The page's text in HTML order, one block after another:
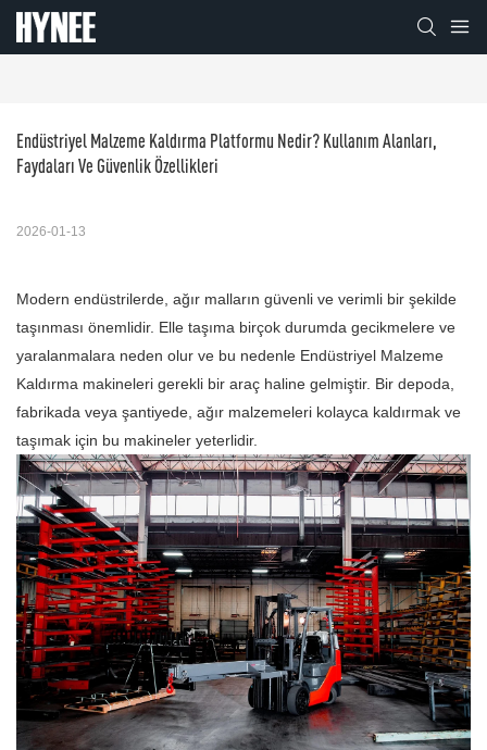
Endüstriyel Malzeme Kaldırma Platformu Nedir? Kullanım Alanları,
Faydaları Ve Güvenlik Özellikleri
2026-01-13
Modern endüstrilerde, ağır malların güvenli ve verimli bir şekilde
taşınması önemlidir. Elle taşıma birçok durumda gecikmelere ve
yaralanmalara neden olur ve bu nedenle Endüstriyel Malzeme
Kaldırma makineleri gerekli bir araç haline gelmiştir. Bir depoda,
fabrikada veya şantiyede, ağır malzemeleri kolayca kaldırmak ve
taşımak için bu makineler yeterlidir.